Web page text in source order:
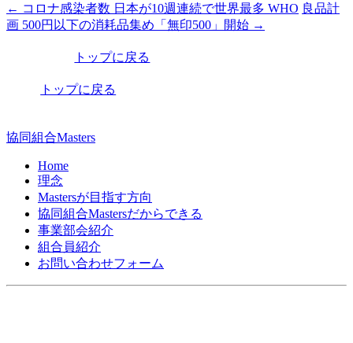
投
稿
ー
← コロナ感染者数 日本が10週連続で世界最多 WHO 良品計
画 500円以下の消耗品集め「無印500」開始 →
トップに戻る
トップに戻る
協同組合Masters
Home
理念
Mastersが目指す方向
協同組合Mastersだからできる
事業部会紹介
組合員紹介
お問い合わせフォーム